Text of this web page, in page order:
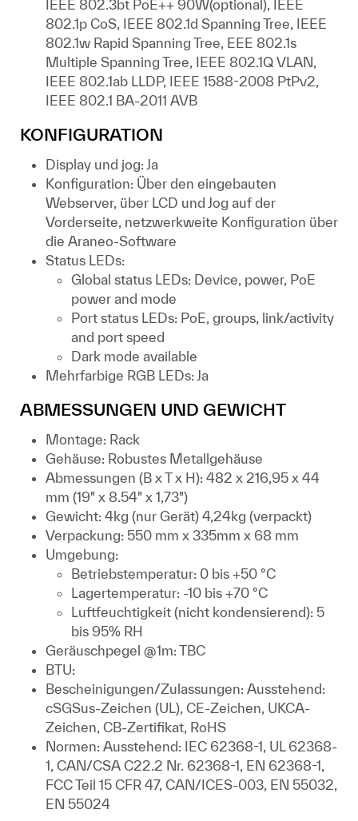
IEEE 802.3bt PoE++ 90W(optional), IEEE
802.1p CoS, IEEE 802.1d Spanning Tree, IEEE
802.1w Rapid Spanning Tree, EEE 802.1s
Multiple Spanning Tree, IEEE 802.1Q VLAN,
IEEE 802.1ab LLDP, IEEE 1588-2008 PtPv2,
IEEE 802.1 BA-2011 AVB
KONFIGURATION
Display und jog: Ja
Konfiguration: Über den eingebauten
Webserver, über LCD und Jog auf der
Vorderseite, netzwerkweite Konfiguration über
die Araneo-Software
Status LEDs:
Global status LEDs: Device, power, PoE
power and mode
Port status LEDs: PoE, groups, link/activity
and port speed
Dark mode available
Mehrfarbige RGB LEDs: Ja
ABMESSUNGEN UND GEWICHT
Montage: Rack
Gehäuse: Robustes Metallgehäuse
Abmessungen (B x T x H): 482 x 216,95 x 44
mm (19" x 8.54" x 1,73")
Gewicht: 4kg (nur Gerät) 4,24kg (verpackt)
Verpackung: 550 mm x 335mm x 68 mm
Umgebung:
Betriebstemperatur: 0 bis +50 °C
Lagertemperatur: -10 bis +70 °C
Luftfeuchtigkeit (nicht kondensierend): 5
bis 95% RH
Geräuschpegel @1m: TBC
BTU:
Bescheinigungen/Zulassungen: Ausstehend:
cSGSus-Zeichen (UL), CE-Zeichen, UKCA-
Zeichen, CB-Zertifikat, RoHS
Normen: Ausstehend: IEC 62368-1, UL 62368-
1, CAN/CSA C22.2 Nr. 62368-1, EN 62368-1,
FCC Teil 15 CFR 47, CAN/ICES-003, EN 55032,
EN 55024